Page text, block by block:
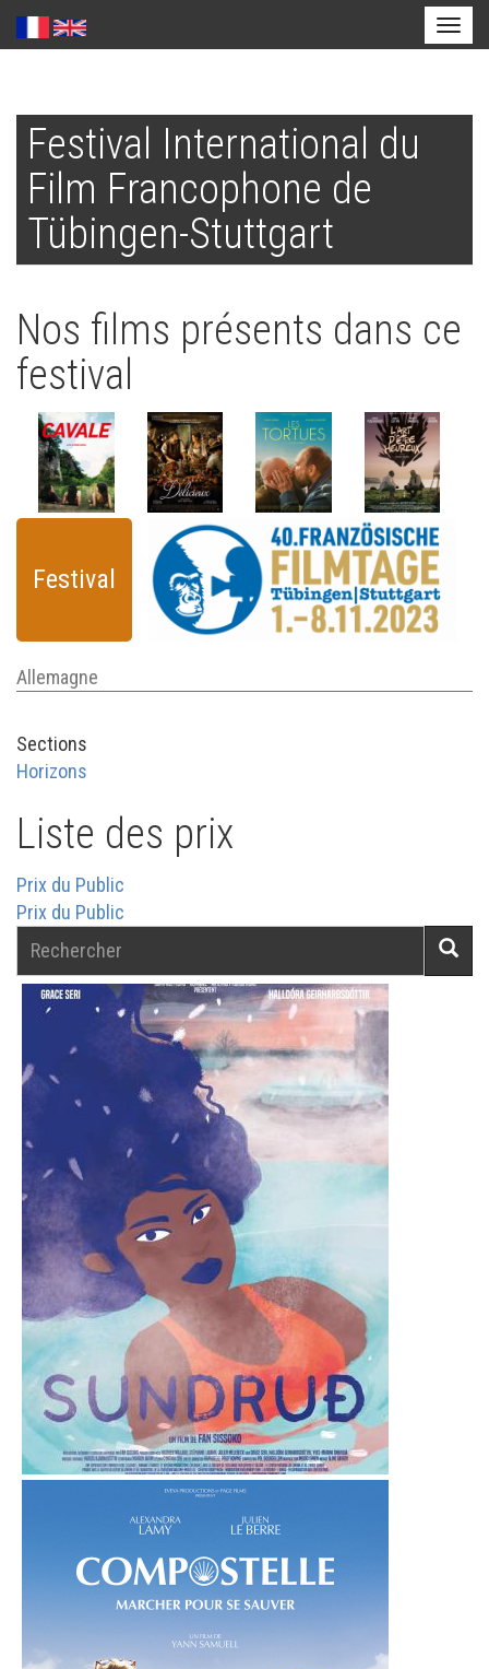
contenu
principal
Festival International du
Film Francophone de
Tübingen-Stuttgart
Nos films présents dans ce
festival
Festival
Allemagne
Sections
Horizons
Liste des prix
Prix du Public
Prix du Public